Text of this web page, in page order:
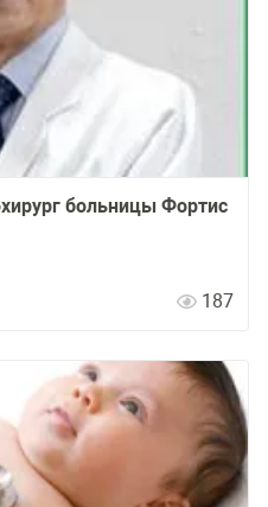
больницы Фортис
187